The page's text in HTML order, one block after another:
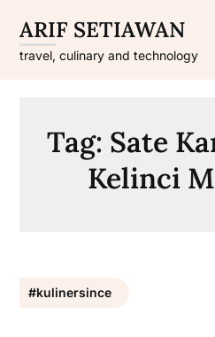
content
ARIF SETIAWAN
travel, culinary and technology
Tag: Sate
Kelinci
#kulinersince